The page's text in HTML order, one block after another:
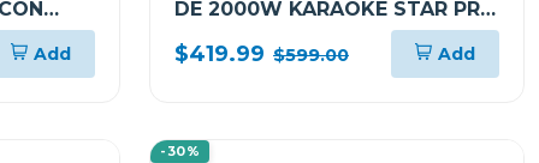
Add
DE 2000W KARAOKE STAR PRO
DJ WHEEL OK99M
$419.99 $599.00 Add
-30%